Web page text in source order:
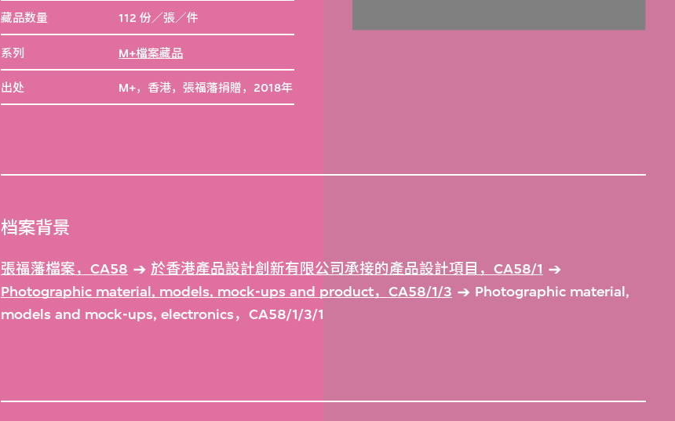
藏品数量 112 份／張／件
系列 M+檔案藏品
出处 M+，香港，張福藩捐贈，2018年
档案背景
張福藩檔案，CA58
於香港產品設計創新有限公司承接的產品設計項目，CA58/1
Photographic material, models, mock-ups and product，CA58/1/3
Photographic material,
models and mock-ups, electronics，CA58/1/3/1